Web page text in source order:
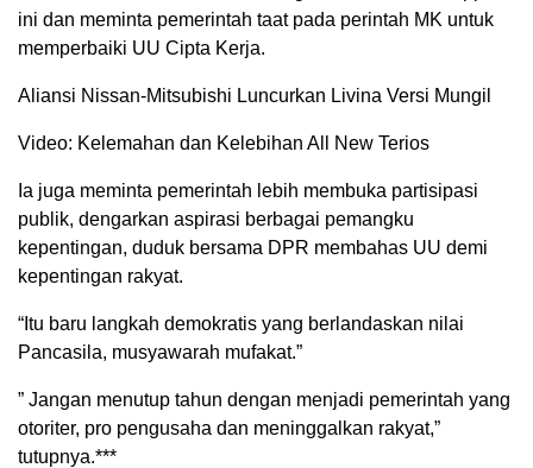
ini dan meminta pemerintah taat pada perintah MK untuk
memperbaiki UU Cipta Kerja.
Aliansi Nissan-Mitsubishi Luncurkan Livina Versi Mungil
Video: Kelemahan dan Kelebihan All New Terios
Ia juga meminta pemerintah lebih membuka partisipasi
publik, dengarkan aspirasi berbagai pemangku
kepentingan, duduk bersama DPR membahas UU demi
kepentingan rakyat.
“Itu baru langkah demokratis yang berlandaskan nilai
Pancasila, musyawarah mufakat.”
” Jangan menutup tahun dengan menjadi pemerintah yang
otoriter, pro pengusaha dan meninggalkan rakyat,”
tutupnya.***